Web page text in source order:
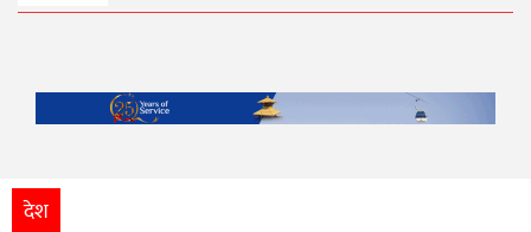
मनोरञ्जन
आर्थिक
देश